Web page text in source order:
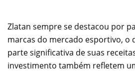
Zlatan sempre se destacou por
marcas do mercado esportivo, o
parte significativa de suas
investimento também refletem